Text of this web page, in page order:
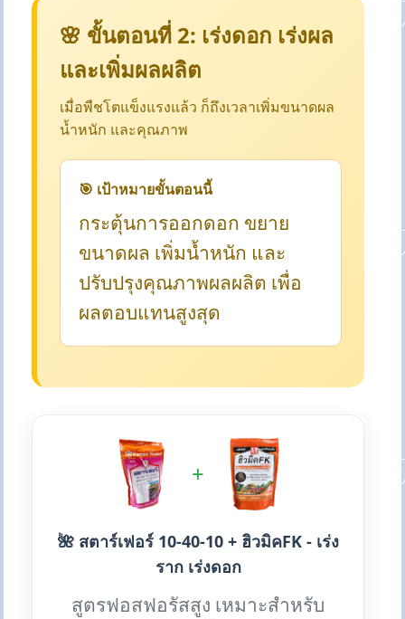
🌸 ขั้นตอนที่ 2: เร่งดอก เร่งผล
และเพิ่มผลผลิต
เมื่อพืชโตแข็งแรงแล้ว ก็ถึงเวลาเพิ่มขนาดผล
น้ำหนัก และคุณภาพ
🎯 เป้าหมายขั้นตอนนี้
กระตุ้นการออกดอก ขยาย
ขนาดผล เพิ่มน้ำหนัก และ
ปรับปรุงคุณภาพผลผลิต เพื่อ
ผลตอบแทนสูงสุด
+
🌺 สตาร์เฟอร์ 10-40-10 + ฮิวมิคFK - เร่ง
ราก เร่งดอก
สูตรฟอสฟอรัสสูง เหมาะสำหรับ